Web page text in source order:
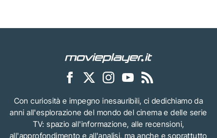
Con curiosità e impegno inesauribili, ci dedichiamo da
anni all'esplorazione del mondo del cinema e delle serie
TV: spazio all'informazione, alle recensioni,
all'approfondimento e all'analisi, ma anche e soprattutto